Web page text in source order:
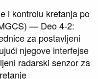
i kontrolu kretanja po
— Deo 4-2:
za postavljeni
njegove interfejse
radarski senzor za